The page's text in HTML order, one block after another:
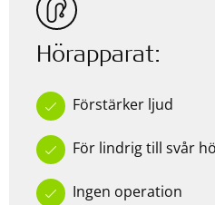
Hörapparat:
Förstärker ljud
För lindrig till svår
Ingen operation